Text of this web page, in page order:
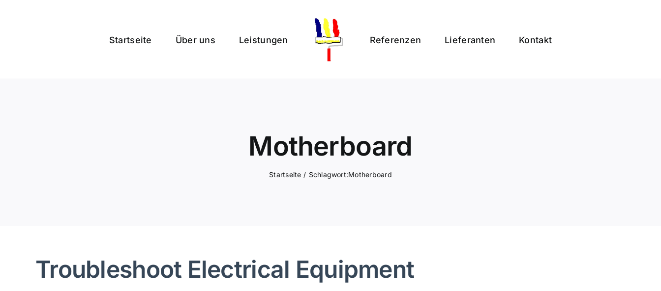
Startseite Über uns Leistungen Referenzen Lieferanten Kontakt
Motherboard
Startseite Schlagwort:Motherboard
Troubleshoot Electrical Equipment